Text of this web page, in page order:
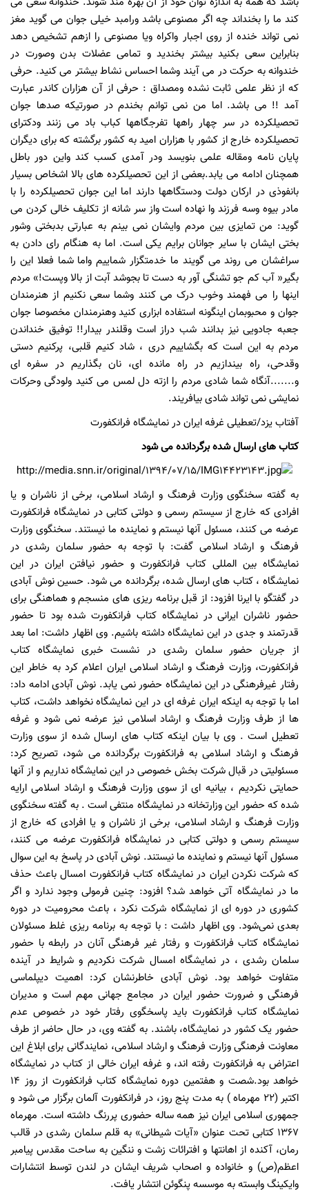
کند ما را بخنداند چه اگر مصنوعی باشد ورامبد خیلی جوان می گوید مغز
نمی تواند خنده از روی اجبار واکراه ویا مصنوعی را ازهم تشخیص دهد
بنابراین سعی بکنید بیشتر بخندید و تمامی عضلات بدن وصورت در
خندوانه به حرکت در می آیند وشما احساس نشاط بیشتر می کنید. حرفی
که از نظر علمی ثابت نشده ومصداق : حرفی از آن هزاران کاندر عبارت
آمد !! می باشد. اما من نمی توانم بخندم در صورتیکه صدها جوان
تحصیلکرده در سر چهار راهها تفرجگاهها کباب باد می زنند ودکترای
تحصیلکرده خارج از کشور با هزاران امید به کشور برگشته که برای دیگران
پایان نامه ومقاله علمی بنویسد ودر آمدی کسب کند واین دور باطل
همچنان ادامه می یابد.بعضی از این تحصیلکرده های بالا اشخاص بسیار
بانفوذی در ارکان دولت ودستگاهها دارند اما این جوان تحصیلکرده را با
مادر بیوه وسه فرزند وا نهاده است واز سر شانه از تکلیف خالی کردن می
گوید: من تمایزی بین مردم وایشان نمی بینم به عبارتی بدبختی وشور
بختی ایشان با سایر جوانان برایم یکی است. اما به هنگام رای دادن به
سراغشان می روند می گویند ما خدمتگزار شماییم واما شما فعلا این را
بگیر« آب کم جو تشنگی آور به دست تا بجوشد آبت از بالا وپست!» مردم
اینها را می فهمند وخوب درک می کنند وشما سعی نکنیم از هنرمندان
جوان و محبوبمان اینگونه استفاده ابزاری کنید وهنرمندان مخصوصا جوان
جعبه جادویی نیز بدانند شب دراز است وقلندر بیدار!! توفیق خنداندن
مردم به این است که بگشاییم دری ، شاد کنیم قلبی، پرکنیم دستی
وقدحی، راه بیندازیم در راه مانده ای، نان بگذاریم در سفره ای
و.......آنگاه شما شادی مردم را ازته دل لمس می کنید ولودگی وحرکات
نمایشی نمی تواند شادی بیافریند.
آفتاب یزد/تعطیلی غرفه ایران در نمایشگاه فرانکفورت
کتاب های ارسال شده برگردانده می شود
به گفته سخنگوی وزارت فرهنگ و ارشاد اسلامی، برخی از ناشران و یا
افرادی که خارج از سیستم رسمی و دولتی کتابی در نمایشگاه فرانکفورت
عرضه می کنند، مسئول آنها نیستم و نماینده ما نیستند. سخنگوی وزارت
فرهنگ و ارشاد اسلامی گفت: با توجه به حضور سلمان رشدی در
نمایشگاه بین المللی کتاب فرانکفورت و حضور نیافتن ایران در این
نمایشگاه ، کتاب های ارسال شده، برگردانده می شود. حسین نوش آبادی
در گفتگو با ایرنا افزود: از قبل برنامه ریزی های منسجم و هماهنگی برای
حضور ناشران ایرانی در نمایشگاه کتاب فرانکفورت شده بود تا حضور
قدرتمند و جدی در این نمایشگاه داشته باشیم. وی اظهار داشت: اما بعد
از جریان حضور سلمان رشدی در نشست خبری نمایشگاه کتاب
فرانکفورت، وزارت فرهنگ و ارشاد اسلامی ایران اعلام کرد به خاطر این
رفتار غیرفرهنگی در این نمایشگاه حضور نمی یابد. نوش آبادی ادامه داد:
اما با توجه به اینکه ایران غرفه ای در این نمایشگاه نخواهد داشت، کتاب
ها از طرف وزارت فرهنگ و ارشاد اسلامی نیز عرضه نمی شود و غرفه
تعطیل است . وی با بیان اینکه کتاب های ارسال شده از سوی وزارت
فرهنگ و ارشاد اسلامی به فرانکفورت برگردانده می شود، تصریح کرد:
مسئولیتی در قبال شرکت بخش خصوصی در این نمایشگاه نداریم و از آنها
حمایتی نکردیم ، بیانیه ای از سوی وزارت فرهنگ و ارشاد اسلامی ارایه
شده که حضور این وزارتخانه در نمایشگاه منتفی است . به گفته سخنگوی
وزارت فرهنگ و ارشاد اسلامی، برخی از ناشران و یا افرادی که خارج از
سیستم رسمی و دولتی کتابی در نمایشگاه فرانکفورت عرضه می کنند،
مسئول آنها نیستم و نماینده ما نیستند. نوش آبادی در پاسخ به این سوال
که شرکت نکردن ایران در نمایشگاه کتاب فرانکفورت امسال باعث حذف
ما در نمایشگاه آتی خواهد شد؟ افزود: چنین فرمولی وجود ندارد و اگر
کشوری در دوره ای از نمایشگاه شرکت نکرد ، باعث محرومیت در دوره
بعدی نمی‌شود. وی اظهار داشت : با توجه به برنامه ریزی غلط مسئولان
نمایشگاه کتاب فرانکفورت و رفتار غیر فرهنگی آنان در رابطه با حضور
سلمان رشدی ، در نمایشگاه امسال شرکت نکردیم و شرایط در آینده
متفاوت خواهد بود. نوش آبادی خاطرنشان کرد: اهمیت دیپلماسی
فرهنگی و ضرورت حضور ایران در مجامع جهانی مهم است و مدیران
نمایشگاه کتاب فرانکفورت باید پاسخگوی رفتار خود در خصوص عدم
حضور یک کشور در نمایشگاه، باشند. به گفته وی، در حال حاضر از طرف
معاونت فرهنگی وزارت فرهنگ و ارشاد اسلامی، نمایندگانی برای ابلاغ این
اعتراض به فرانکفورت رفته اند، و غرفه ایران خالی از کتاب در نمایشگاه
خواهد بود.شصت و هفتمین دوره نمایشگاه کتاب فرانکفورت از روز 14
اکتبر (22 مهرماه ) به مدت پنج روز، در فرانکفورت آلمان برگزار می شود و
جمهوری اسلامی ایران نیز همه ساله حضوری پررنگ داشته است. مهرماه
1367 کتابی تحت عنوان «آیات شیطانی» به قلم سلمان رشدی در قالب
رمان، آکنده از اهانت‏ها و افترائات زشت و ننگین به ساحت مقدس پیامبر
اعظم(ص) و خانواده و اصحاب شریف ایشان در لندن توسط انتشارات
وایکینگ وابسته به موسسه پنگوئن انتشار یافت.